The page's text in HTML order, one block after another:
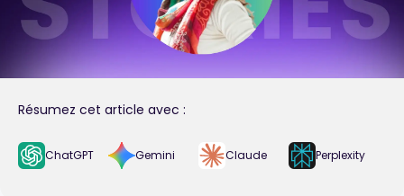
Résumez cet article avec :
ChatGPT Gemini Claude Perplexity